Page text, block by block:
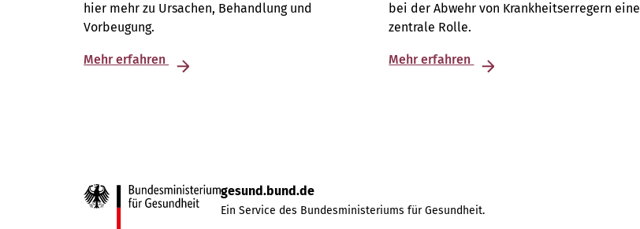
hier mehr zu Ursachen, Behandlung und
Vorbeugung.
Mehr erfahren
bei der Abwehr von Krankheitserregern eine
zentrale Rolle.
Mehr erfahren
gesund.bund.de
Ein Service des Bundesministeriums für Gesundheit.